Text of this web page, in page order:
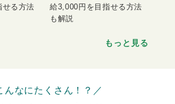
せる方法
給3,000円を目指せる方法
も解説
もっと見る
んなにたくさん！？／